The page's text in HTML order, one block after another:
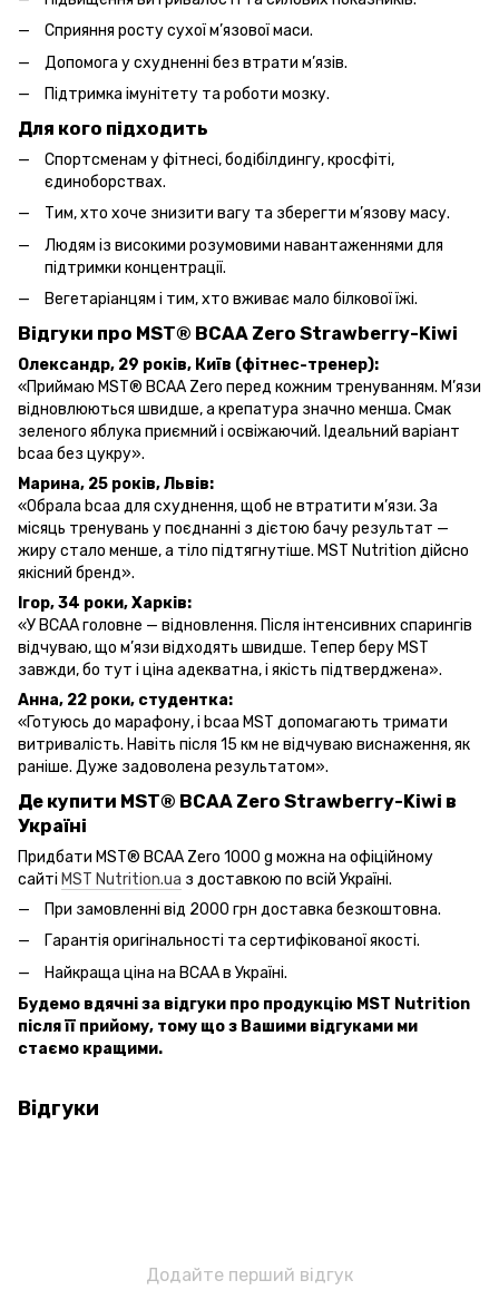
Сприяння росту сухої м’язової маси.
Допомога у схудненні без втрати м’язів.
Підтримка імунітету та роботи мозку.
Для кого підходить
Спортсменам у фітнесі, бодібілдингу, кросфіті,
єдиноборствах.
Тим, хто хоче знизити вагу та зберегти м’язову масу.
Людям із високими розумовими навантаженнями для
підтримки концентрації.
Вегетаріанцям і тим, хто вживає мало білкової їжі.
Відгуки про MST® BCAA Zero Strawberry-Kiwi
Олександр, 29 років, Київ (фітнес-тренер):
«Приймаю MST® BCAA Zero перед кожним тренуванням. М’язи
відновлюються швидше, а крепатура значно менша. Смак
зеленого яблука приємний і освіжаючий. Ідеальний варіант
bcaa без цукру».
Марина, 25 років, Львів:
«Обрала bcaa для схуднення, щоб не втратити м’язи. За
місяць тренувань у поєднанні з дієтою бачу результат —
жиру стало менше, а тіло підтягнутіше. MST Nutrition дійсно
якісний бренд».
Ігор, 34 роки, Харків:
«У BCAA головне — відновлення. Після інтенсивних спарингів
відчуваю, що м’язи відходять швидше. Тепер беру MST
завжди, бо тут і ціна адекватна, і якість підтверджена».
Анна, 22 роки, студентка:
«Готуюсь до марафону, і bcaa MST допомагають тримати
витривалість. Навіть після 15 км не відчуваю виснаження, як
раніше. Дуже задоволена результатом».
Де купити MST® BCAA Zero Strawberry-Kiwi в
Україні
Придбати MST® BCAA Zero 1000 g можна на офіційному
сайті MST Nutrition.ua з доставкою по всій Україні.
При замовленні від 2000 грн доставка безкоштовна.
Гарантія оригінальності та сертифікованої якості.
Найкраща ціна на BCAA в Україні.
Будемо вдячні за відгуки про продукцію MST Nutrition
після її прийому, тому що з Вашими відгуками ми
стаємо кращими.
Відгуки
Додайте перший відгук